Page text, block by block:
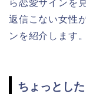
ら恋愛サインを
返信こない女性
ンを紹介します。
ちょっとし